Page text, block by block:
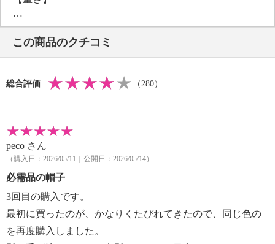
・約５０ｇ
【メンテナンス（絵表示ラベル）】
・手洗い：可
・漂白処理：酸素系漂白可（塩素系漂白は不可）
・自然乾燥：日陰の吊り干し
・アイロン仕上げ：不可
・ウエットクリーニング：可
【メンテナンス（ケアラベル）】
・引っかけ注意
・摩擦により毛玉が生じるおそれあり
・毛玉はハサミ等で取り除く
・洗濯による収縮の恐れあり
・形を整えて陰干しする
・洗濯機の手洗いモードの使用は避ける
この商品のクチコミ
総合評価 （280）
peco さん
（購入日：2026/05/11｜公開日：2026/05/14）
必需品の帽子
3回目の購入です。
最初に買ったのが、かなりくたびれてきたので、同じ色の
を再度購入しました。